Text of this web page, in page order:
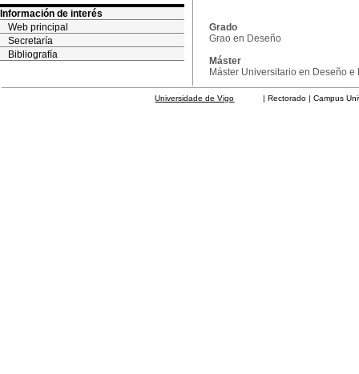
Información de interés
Web principal
Secretaría
Bibliografía
Grado
Grao en Deseño
Máster
Máster Universitario en Deseño
Universidade de Vigo | Rectorado | Campus